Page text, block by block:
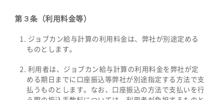
第３条（利用料金等）
ジョブカン給与計算の利用料金は、弊社が別途定める
ものとします。
利用者は、ジョブカン給与計算の利用料金を弊社が定
める期日までに口座振込等弊社が別途指定する方法で支
払うものとします。なお、口座振込の方法で支払いを行